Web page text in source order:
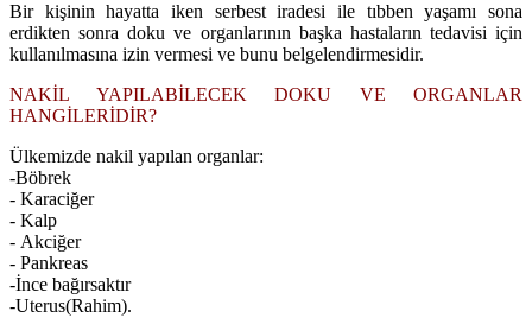
Bir kişinin hayatta iken serbest iradesi ile tıbben yaşamı sona
erdikten sonra doku ve organlarının başka hastaların tedavisi için
kullanılmasına izin vermesi ve bunu belgelendirmesidir.
NAKİL YAPILABİLECEK DOKU VE ORGANLAR
HANGİLERİDİR?
Ülkemizde nakil yapılan organlar:
-Böbrek
- Karaciğer
- Kalp
- Akciğer
- Pankreas
-İnce bağırsaktır
-Uterus(Rahim).